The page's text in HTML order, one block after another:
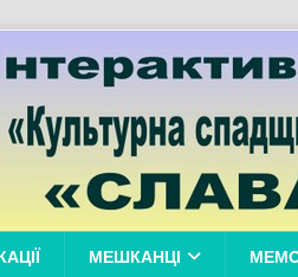
МЕШКАНЦІ